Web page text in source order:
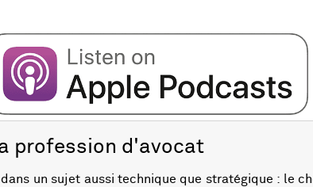
profession d'avocat
un sujet aussi technique que stratégique : le